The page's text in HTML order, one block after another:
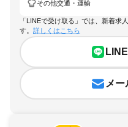
その他交通・運輸
「LINEで受け取る」では、新着求
す。 詳しくはこちら
メ